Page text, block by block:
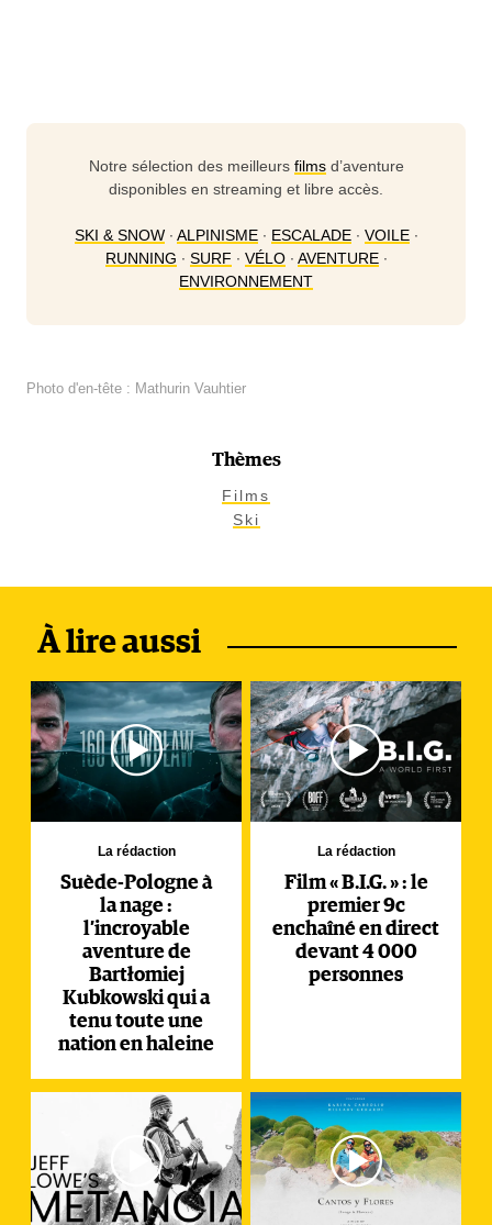
Notre sélection des meilleurs filmsd’aventure
disponibles en streaming et libre accès.
SKI & SNOW∙ ALPINISME∙ ESCALADE∙ VOILE∙
RUNNING ∙ SURF ∙ VÉLO∙ AVENTURE∙
ENVIRONNEMENT
Photo d'en-tête : Mathurin Vauhtier
Thèmes
Films
Ski
À lire aussi
La rédaction
Suède-Pologne à
la nage :
l’incroyable
aventure de
Bartłomiej
Kubkowski qui a
tenu toute une
nation en haleine
La rédaction
Film « B.I.G. » : le
premier 9c
enchaîné en direct
devant 4 000
personnes